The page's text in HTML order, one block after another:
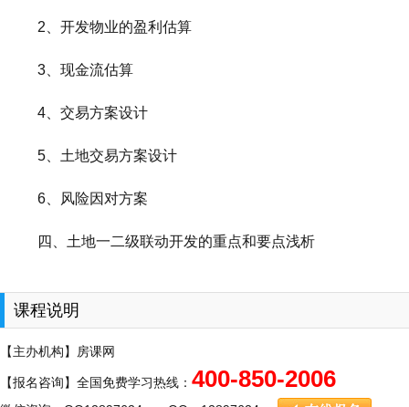
2、开发物业的盈利估算
3、现金流估算
4、交易方案设计
5、土地交易方案设计
6、风险因对方案
四、土地一二级联动开发的重点和要点浅析
课程说明
【主办机构】房课网
【报名咨询】全国免费学习热线： 400-850-2006